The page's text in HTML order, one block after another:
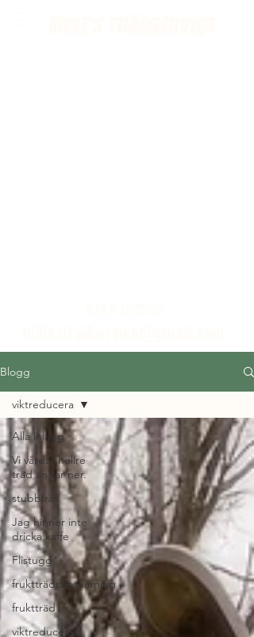
Blogg
Alla inlägg
Vi vårdar hellre
träd än tar ner.
stubbfräs
Jag hinner inte
dricka kaffe
Flistugg
fruktträdsbeskärning
fruktträd
viktreducera
viktreducera